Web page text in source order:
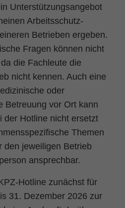
Unterstützungsangebot
Arbeitsschutz-
Betrieben ergeben.
Fragen können nicht
die Fachleute die
nicht kennen. Auch eine
oder
Betreuung vor Ort kann
der Hotline nicht ersetzt
Themen
den jeweiligen Betrieb
ansprechbar.
Hotline zunächst für
31. Dezember 2026 zur